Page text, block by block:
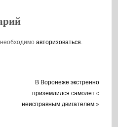
необходимоавторизоваться
В Воронеже экстренно
приземлился самолет с
неисправным двигателем »